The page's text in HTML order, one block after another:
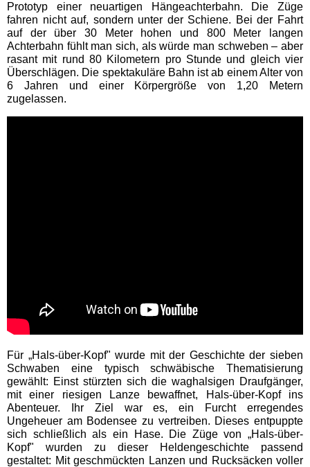
Serengeti-Park
Nordrhein-Westfalen
Freizeitparks
potts park
Safariland Stukenbrock
Wunderland Kalkar
Rheinland-Pfalz
Freizeitparks
Prototyp einer neuartigen Hängeachterbahn. Die Züge
fahren nicht auf, sondern unter der Schiene. Bei der Fahrt
auf der über 30 Meter hohen und 800 Meter langen
Achterbahn fühlt man sich, als würde man schweben – aber
rasant mit rund 80 Kilometern pro Stunde und gleich vier
Überschlägen. Die spektakuläre Bahn ist ab einem Alter von
6 Jahren und einer Körpergröße von 1,20 Metern
zugelassen.
Für „Hals-über-Kopf" wurde mit der Geschichte der sieben
Schwaben eine typisch schwäbische Thematisierung
gewählt: Einst stürzten sich die waghalsigen Draufgänger,
mit einer riesigen Lanze bewaffnet, Hals-über-Kopf ins
Abenteuer. Ihr Ziel war es, ein Furcht erregendes
Ungeheuer am Bodensee zu vertreiben. Dieses entpuppte
sich schließlich als ein Hase. Die Züge von „Hals-über-
Kopf" wurden zu dieser Heldengeschichte passend
gestaltet: Mit geschmückten Lanzen und Rucksäcken voller